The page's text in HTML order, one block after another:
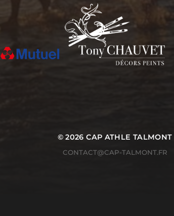
© 2026CAP ATHLE TALMONT
CONTACT@CAP-TALMONT.FR